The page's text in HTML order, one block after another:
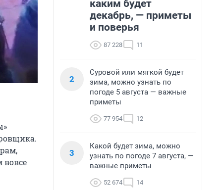
вовсе
каким будет
декабрь, — приметы
и поверья
87 228 11
2
Суровой или мягкой будет
зима, можно узнать по
погоде 5 августа — важные
приметы
77 954 12
3
Какой будет зима, можно
узнать по погоде 7 августа, —
важные приметы
52 674 14